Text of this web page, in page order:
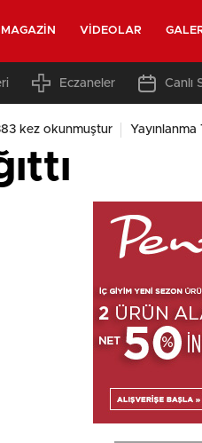
MAGAZIN VIDEOLAR
Eczaneler Canlı
kez okunmuştur